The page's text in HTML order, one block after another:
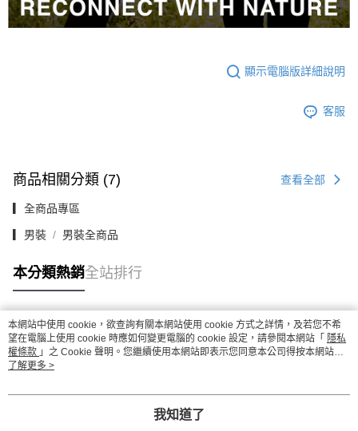
顯示電腦版詳細說明
客服
商品相關分類 (7) 查看全部
▎全商品專區
▎男裝 男裝全商品
本分類熱銷全站排行
熱門標籤
本網站中使用 cookie，欲查詢有關本網站使用 cookie 方式之詳情，及若您不希
望在電腦上使用 cookie 時應如何變更電腦的 cookie 設定，請參閱本網站「 隱私
權條款 」之 Cookie 聲明。您繼續使用本網站即表示您同意本公司得按本網站使
用條款之 Cookie 聲明使用 cookie。
了解更多 >
我知道了